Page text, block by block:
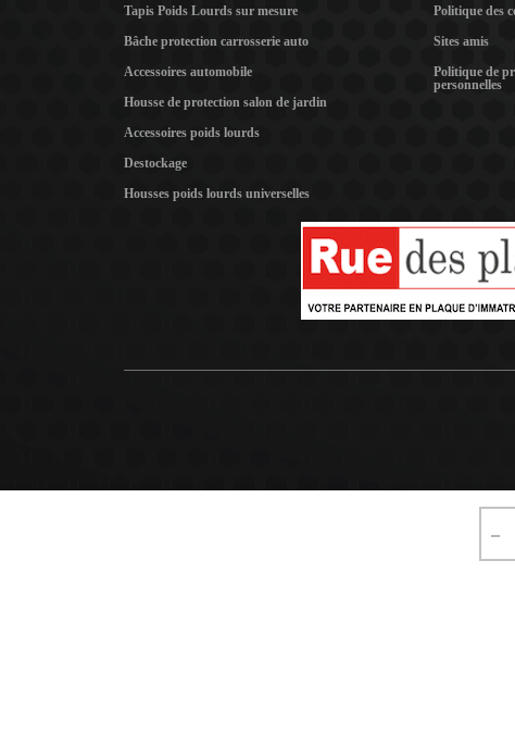

Tapis Poids Lourds sur mesure
Bâche protection carrosserie auto
Accessoires automobile
Housse de protection salon de jardin
Accessoires poids lourds
Destockage
Housses poids lourds universelles
Politique des
Sites amis
Politique de
personnelles